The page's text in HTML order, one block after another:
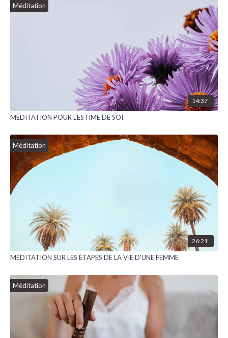
Méditation
14:37
MÉDITATION POUR L'ESTIME DE SOI
Méditation
26:21
MÉDITATION SUR LES ÉTAPES DE LA VIE D'UNE FEMME
Méditation